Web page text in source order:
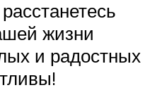
жизни
и радостных